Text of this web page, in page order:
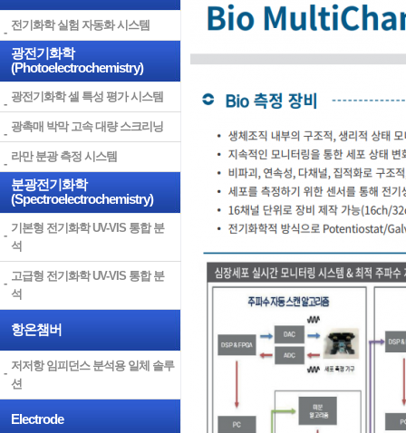
전기화학 실험 자동화 시스템
광전기화학
(Photoelectrochemistry)
광전기화학 셀 특성 평가 시스템
광촉매 박막 고속 대량 스크리닝
라만 분광 측정 시스템
분광전기화학
(Spectroelectrochemistry)
기본형 전기화학 UV-VIS 통합 분
석
고급형 전기화학 UV-VIS 통합 분
석
항온챔버
저저항 임피던스 분석용 일체 솔루
션
Electrode